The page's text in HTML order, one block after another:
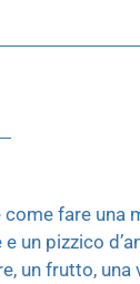
fare una
un pizzico
un frutto, una